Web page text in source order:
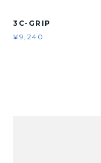
3C-GRIP
¥9,240